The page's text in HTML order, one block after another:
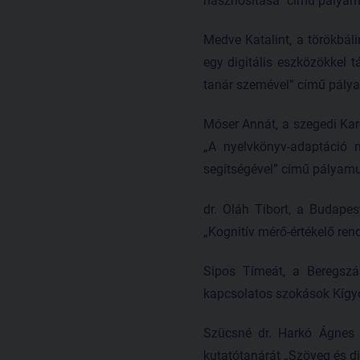
Medve Katalint, a
egy digitális eszközökkel
tanár szemével” című
Móser Annát, a szegedi
„A nyelvkönyv-
segítségével” című
dr. Oláh Tibort, a
„Kognitív mérő-értékelő
Sipos Tímeát, a
kapcsolatos szokások
Szücsné dr. Harkó
kutatótanárát „Szöveg és